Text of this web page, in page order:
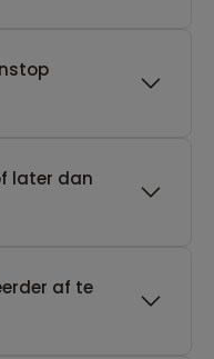
later dan
af te